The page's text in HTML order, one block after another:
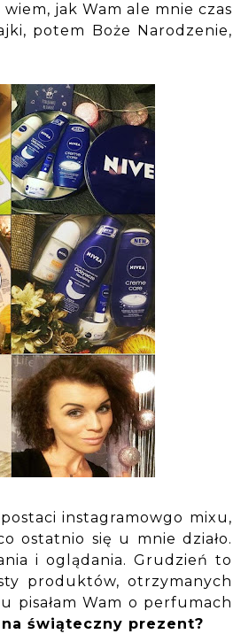
jak Wam ale mnie czas
potem Boże Narodzenie,
instagramowgo mixu,
ostatnio się u mnie działo.
i oglądania. Grudzień to
produktów, otrzymanych
pisałam Wam o perfumach
świąteczny prezent?